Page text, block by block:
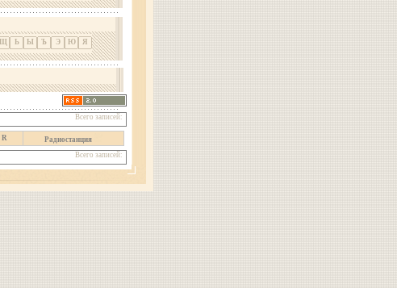
Щ Ь Ы Ъ Э Ю Я
Всего записей:
R
Радиостанция
Всего записей: